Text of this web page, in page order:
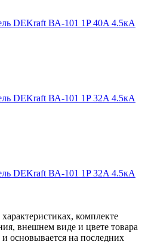
DEKraft ВА-101 1P 40A 4.5кА
DEKraft ВА-101 1P 32A 4.5кА
DEKraft ВА-101 1P 32A 4.5кА
комплекте
внешнем виде и цвете товара
основывается на последних